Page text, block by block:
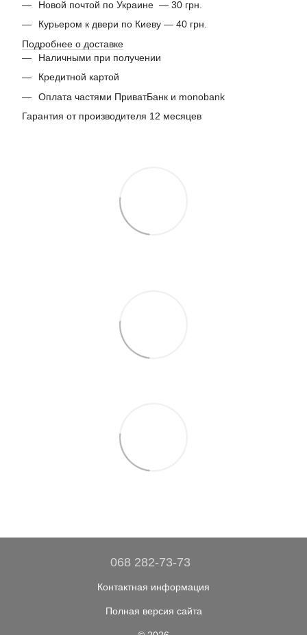
Новой почтой по Украине — 30 грн.
Курьером к двери по Киеву — 40 грн.
Подробнее о доставке
Наличными при получении
Кредитной картой
Оплата частями ПриватБанк и monobank
Гарантия от производителя 12 месяцев
068 282-73-73
Контактная информация
Полная версия сайта